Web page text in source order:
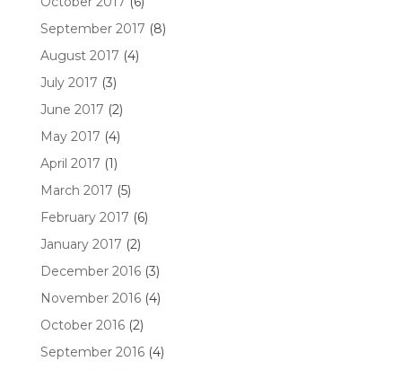
September 2017 (8)
August 2017 (4)
July 2017 (3)
June 2017 (2)
May 2017 (4)
April 2017 (1)
March 2017 (5)
February 2017 (6)
January 2017 (2)
December 2016(3)
November 2016(4)
October 2016(2)
September 2016(4)